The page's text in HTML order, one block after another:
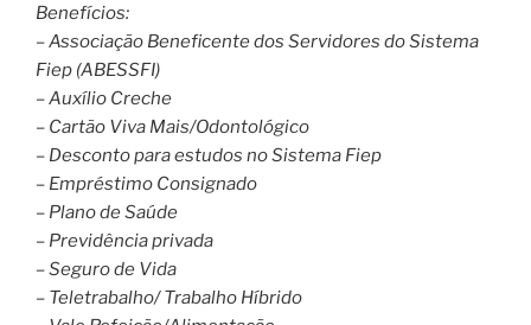
Benefícios:
– Associação Beneficente dos Servidores do Sistema
Fiep (ABESSFI)
– Auxílio Creche
– Cartão Viva Mais/Odontológico
– Desconto para estudos no Sistema Fiep
– Empréstimo Consignado
– Plano de Saúde
– Previdência privada
– Seguro de Vida
– Teletrabalho/ Trabalho Híbrido